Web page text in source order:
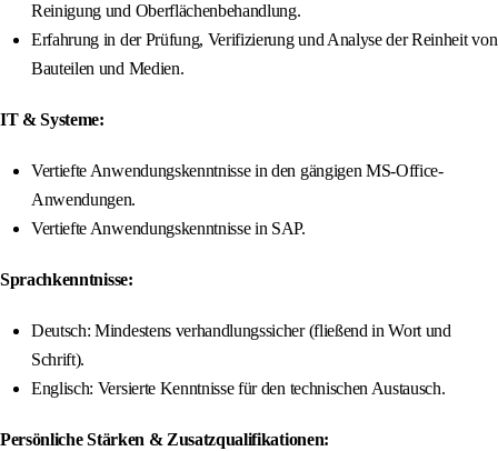
Reinigung und Oberflächenbehandlung.
Erfahrung in der Prüfung, Verifizierung und Analyse der Reinheit von
Bauteilen und Medien.
IT & Systeme:
Vertiefte Anwendungskenntnisse in den gängigen MS-Office-
Anwendungen.
Vertiefte Anwendungskenntnisse in SAP.
Sprachkenntnisse:
Deutsch: Mindestens verhandlungssicher (fließend in Wort und
Schrift).
Englisch: Versierte Kenntnisse für den technischen Austausch.
Persönliche Stärken & Zusatzqualifikationen: